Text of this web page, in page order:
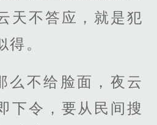
天不答应，就是犯
得。
么不给脸面，夜云
下令，要从民间搜